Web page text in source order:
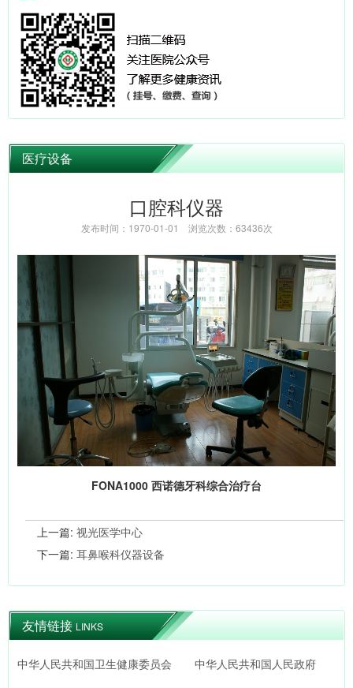
医疗设备
口腔科仪器
发布时间：1970-01-01 浏览次数：63436次
FONA1000 西诺德牙科综合治疗台
上一篇: 视光医学中心
下一篇: 耳鼻喉科仪器设备
友情链接LINKS
中华人民共和国卫生健康委员会
中华人民共和国人民政府